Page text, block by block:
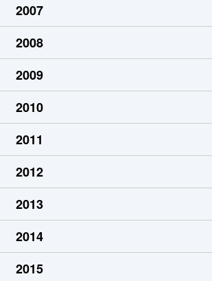
2007
2008
2009
2010
2011
2012
2013
2014
2015